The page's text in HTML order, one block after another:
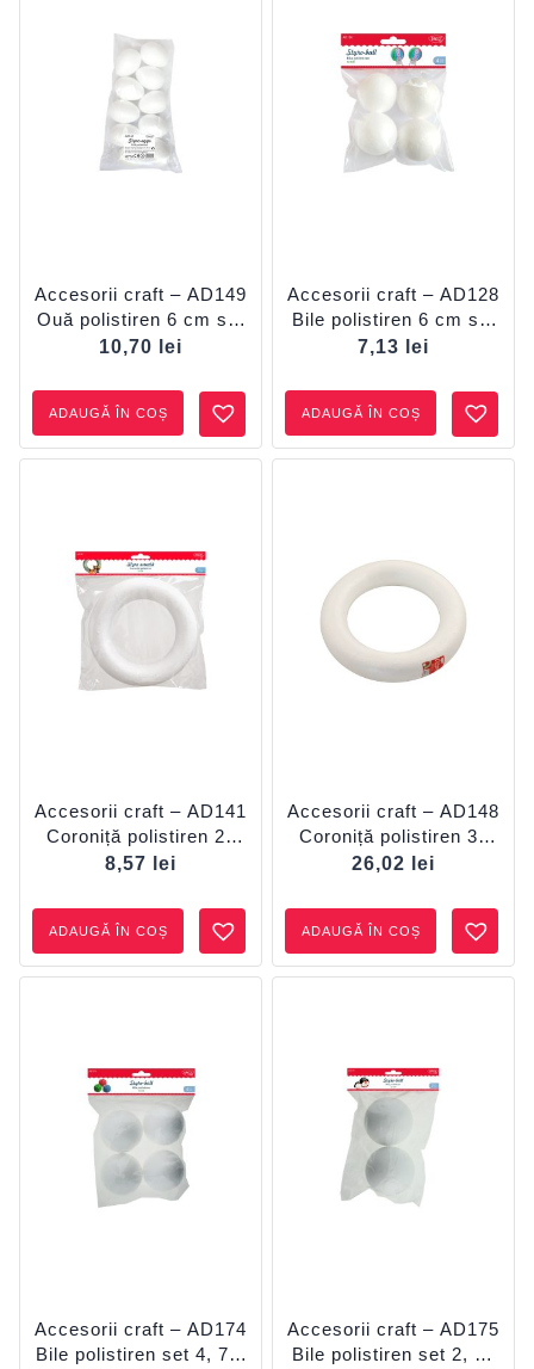
Accesorii craft – AD149
Ouă polistiren 6 cm set
10 DACO
10,70 lei
ADAUGĂ ÎN COȘ
Accesorii craft – AD128
Bile polistiren 6 cm set
4 DACO
7,13 lei
ADAUGĂ ÎN COȘ
Accesorii craft – AD141
Coroniță polistiren 22
cm DACO
8,57 lei
ADAUGĂ ÎN COȘ
Accesorii craft – AD148
Coroniță polistiren 35
cm DACO
26,02 lei
ADAUGĂ ÎN COȘ
Accesorii craft – AD174
Bile polistiren set 4, 7.5
Accesorii craft – AD175
Bile polistiren set 2, 10